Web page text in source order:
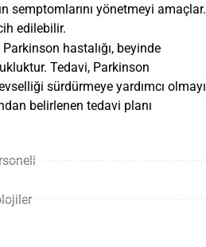
semptomlarını yönetmeyi amaçlar.
edilebilir.
hastalığı, beyinde
Tedavi, Parkinson
sürdürmeye yardımcı olmayı
belirlenen tedavi planı